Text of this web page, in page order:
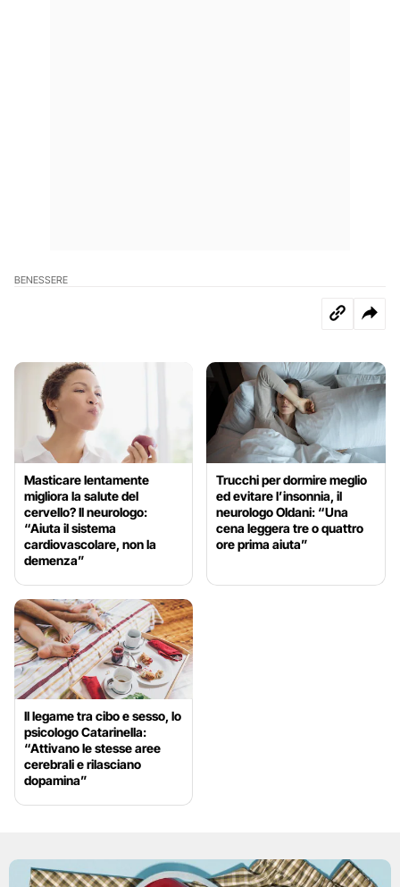
BENESSERE
Masticare lentamente
migliora la salute del
cervello? Il neurologo:
“Aiuta il sistema
cardiovascolare, non la
demenza”
Trucchi per dormire meglio
ed evitare l’insonnia, il
neurologo Oldani: “Una
cena leggera tre o quattro
ore prima aiuta”
Il legame tra cibo e sesso, lo
psicologo Catarinella:
“Attivano le stesse aree
cerebrali e rilasciano
dopamina”